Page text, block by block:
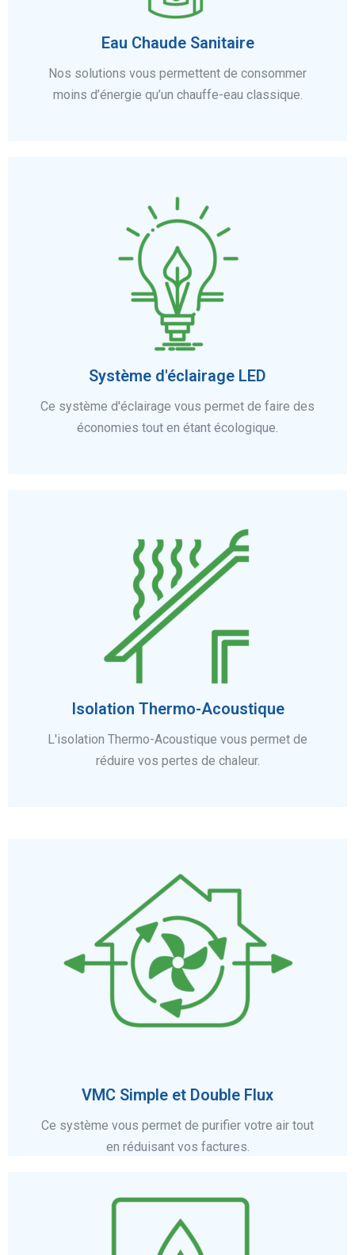
Eau Chaude Sanitaire
Nos solutions vous permettent de consommer
moins d’énergie qu’un chauffe-eau classique.
Système d'éclairage LED
Ce système d'éclairage vous permet de faire des
économies tout en étant écologique.
En savoir plus
Isolation Thermo-Acoustique
L'isolation Thermo-Acoustique vous permet de
réduire vos pertes de chaleur.
En savoir plus
VMC Simple et Double Flux
Ce système vous permet de purifier votre air tout
en réduisant vos factures.
En savoir plus